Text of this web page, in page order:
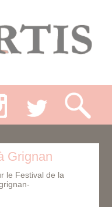
Grignan
le Festival de la